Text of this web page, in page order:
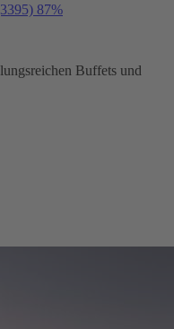
87%
Buffets und